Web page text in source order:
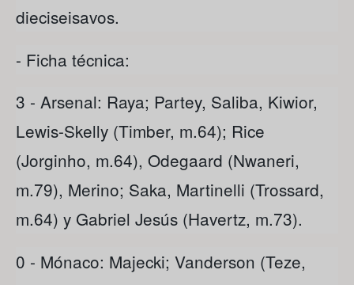
dieciseisavos.
- Ficha técnica:
3 - Arsenal: Raya; Partey, Saliba, Kiwior,
Lewis-Skelly (Timber, m.64); Rice
(Jorginho, m.64), Odegaard (Nwaneri,
m.79), Merino; Saka, Martinelli (Trossard,
m.64) y Gabriel Jesús (Havertz, m.73).
0 - Mónaco: Majecki; Vanderson (Teze,